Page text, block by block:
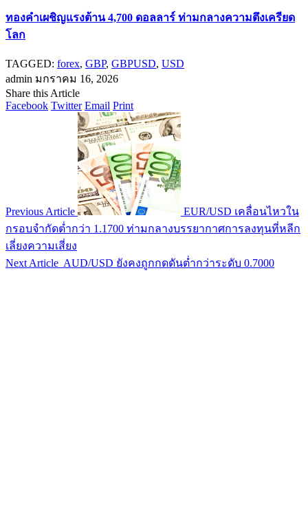
ทองคำเผชิญแรงต้าน 4,700 ดอลลาร์ ท่ามกลางความตึงเครียด
โลก
TAGGED: forex, GBP, GBPUSD, USD
admin มกราคม 16, 2026
Share this Article
Facebook Twitter Email Print
Previous Article
EUR/USD เคลื่อนไหวใน
กรอบจำกัดต่ำกว่า 1.1700 ท่ามกลางบรรยากาศการลงทุนที่หลีก
เลี่ยงความเสี่ยง
Next Article AUD/USD ยังคงถูกกดดันต่ำกว่าระดับ 0.7000